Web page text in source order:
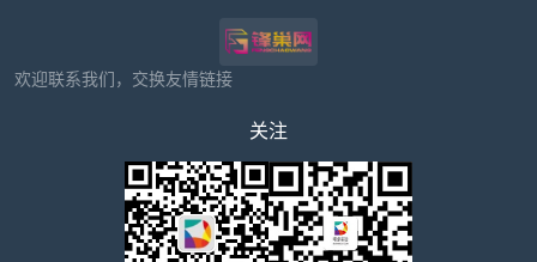
欢迎联系我们，交换友情链接
关注